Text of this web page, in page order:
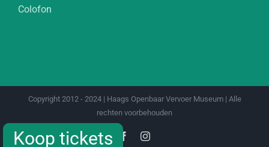
Colofon
Copyright 2012 - 2024 | Haags Openbaar Vervoer Museum | Alle
rechten voorbehouden
FacebookInstagram
Koop tickets
Koop tickets